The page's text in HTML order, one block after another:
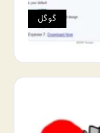
گوگل